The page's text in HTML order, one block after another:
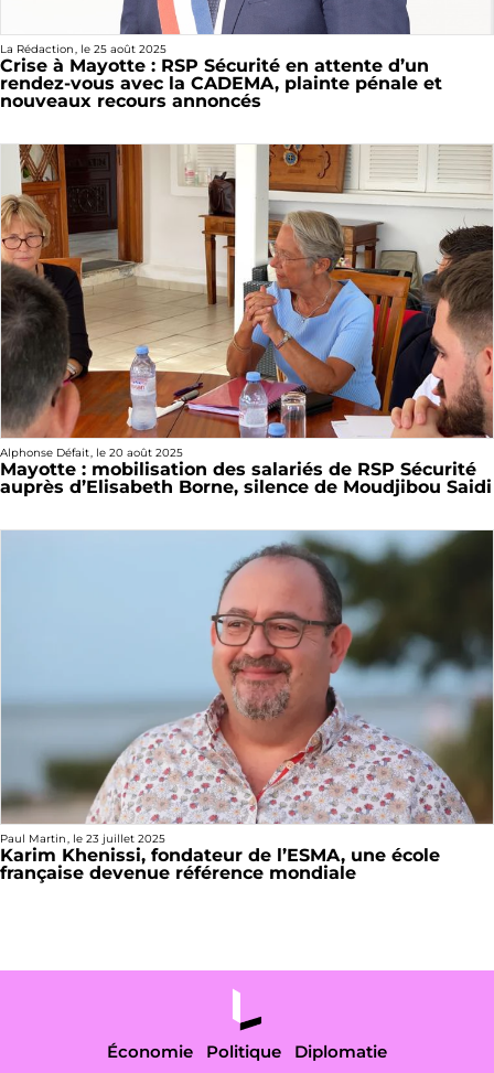
La Rédaction, le 25 août 2025
Crise à Mayotte : RSP Sécurité en attente d’un
rendez-vous avec la CADEMA, plainte pénale et
nouveaux recours annoncés
Alphonse Défait, le 20 août 2025
Mayotte : mobilisation des salariés de RSP Sécurité
auprès d’Elisabeth Borne, silence de Moudjibou Saidi
Paul Martin, le 23 juillet 2025
Karim Khenissi, fondateur de l’ESMA, une école
française devenue référence mondiale
Économie Politique
Diplomatie